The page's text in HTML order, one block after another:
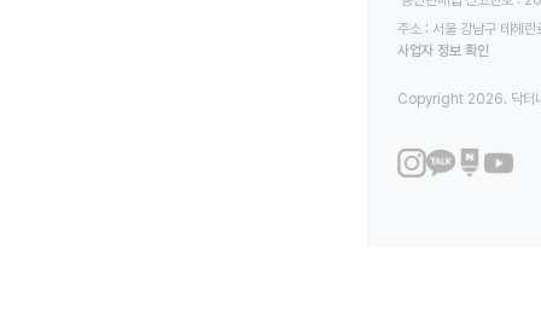
주소 : 서울 강남구 테헤
사업자 정보 확인
Copyright 2026. 닥터